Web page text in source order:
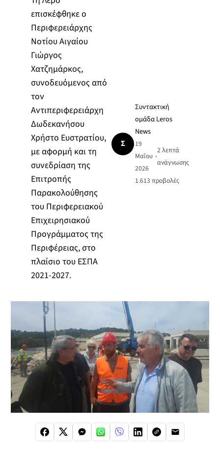
επισκέφθηκε ο
Περιφερειάρχης
Νοτίου Αιγαίου
Γιώργος
Χατζημάρκος,
συνοδευόμενος από
τον
Αντιπεριφερειάρχη
Δωδεκανήσου
Χρήστο Ευστρατίου,
με αφορμή και τη
συνεδρίαση της
Επιτροπής
Παρακολούθησης
του Περιφερειακού
Επιχειρησιακού
Προγράμματος της
Περιφέρειας, στο
πλαίσιο του ΕΣΠΑ
2021-2027.
Σ
Συντακτική
ομάδα Leros
News
19
Μαΐου
2026
•
2 λεπτά
ανάγνωσης
1.613 προβολές